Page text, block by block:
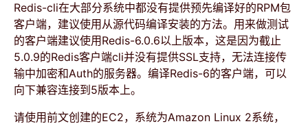
Redis-cli在大部分系统中都没有提供预先编译好的RPM包
客户端，建议使用从源代码编译安装的方法。用来做测试
的客户端建议使用Redis-6.0.6以上版本，这是因为截止
5.0.9的Redis客户端cli并没有提供SSL支持，无法连接传
输中加密和Auth的服务器。编译Redis-6的客户端，可以
向下兼容连接到5版本上。
请使用前文创建的EC2，系统为Amazon Linux 2系统，